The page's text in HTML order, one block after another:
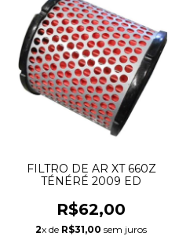
FILTRO DE AR XT 660Z
TÉNÉRÉ 2009 ED
R$62,00
2x de R$31,00 sem juros